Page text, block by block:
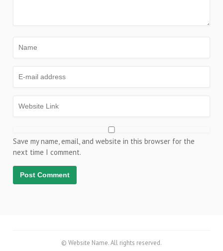
Save my name, email, and website in this browser for the
next time I comment.
© Website Name. All rights reserved.